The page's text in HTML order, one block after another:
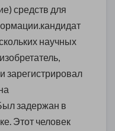
средств для
научных
зарегистрировал
задержан в
Этот человек